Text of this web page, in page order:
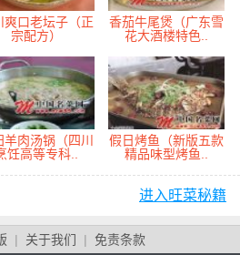
爽口老坛子（正
宗配方）
香茄牛尾煲（广东雪
花大酒楼特色..
羊肉汤锅（四川
饪高等专科..
假日烤鱼（新版五款
精品味型烤鱼..
进入旺菜秘籍
| 关于我们 | 免责条款